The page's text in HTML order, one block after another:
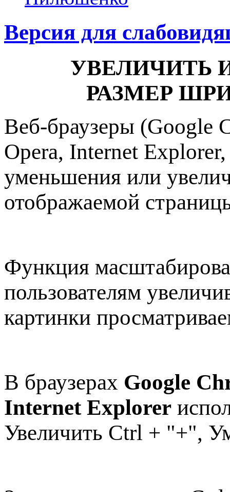
Версия для
УВЕЛИЧИТЬ
РАЗМЕР
Веб-браузеры (Google
Opera, Internet
уменьшения или
отображаемой
Функция
пользователям
картинки
В браузерах Google
Internet Explorer
Увеличить Ctrl + "+",